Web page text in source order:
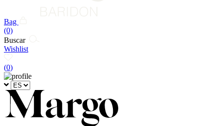
Bag
(0)
Buscar
Wishlist
(0)